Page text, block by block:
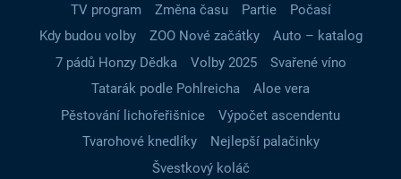
TV program
Změna času Partie
Počasí
Kdy budou volby
ZOO Nové začátky
Auto – katalog
7 pádů Honzy Dědka
Volby 2025
Svařené víno
Tatarák podle Pohlreicha
Aloe vera
Pěstování lichořeřišnice
Výpočet ascendentu
Tvarohové knedlíky
Nejlepší palačinky
Švestkový koláč